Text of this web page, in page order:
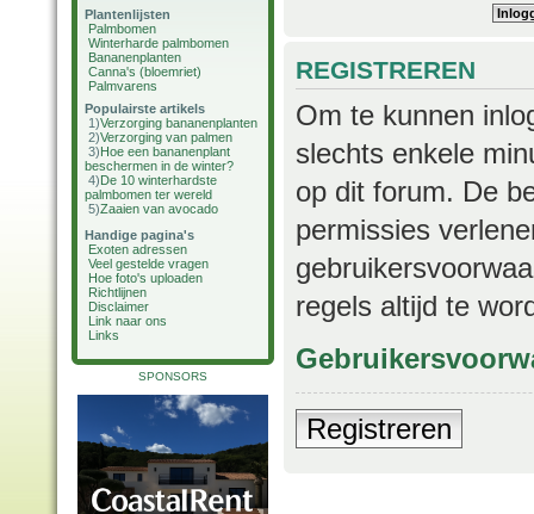
Plantenlijsten
Palmbomen
Winterharde palmbomen
Bananenplanten
Canna's (bloemriet)
Palmvarens
Populairste artikels
1)Verzorging bananenplanten
2)Verzorging van palmen
3)Hoe een bananenplant
beschermen in de winter?
4)De 10 winterhardste
palmbomen ter wereld
5)Zaaien van avocado
Handige pagina's
Exoten adressen
Veel gestelde vragen
Hoe foto's uploaden
Richtlijnen
Disclaimer
Link naar ons
Links
SPONSORS
REGISTREREN
Om te kunnen
slechts enkele
op dit forum. De
permissies
regels altijd te
Registreren